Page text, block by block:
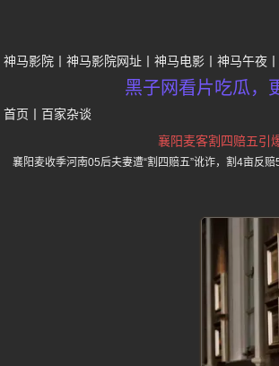
神马影院 神马影院网址 神马电影 神马午夜
黑子网看片吃瓜，
首页 百家杂谈
襄阳麦客割四赔五引
襄阳麦收季河南05后夫妻遭“割四赔五”讹诈，割4亩反